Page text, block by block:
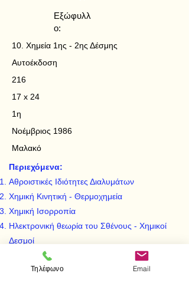
Εξώφυλλ
ο:
10. Χημεία 1ης - 2ης Δέσμης
Αυτοέκδοση
216
17 x 24
1η
Νοέμβριος 1986
Μαλακό
Περιεχόμενα:
Αθροιστικές Ιδιότητες Διαλυμάτων
Χημική Κινητική - Θερμοχημεία
Χημική Ισορροπία
Ηλεκτρονική θεωρία του Σθένους - Χημικοί
Δεσμοί
Ιοντική Ισορροπία
Οξείδωση και Αναγωγή
Τηλέφωνο Email